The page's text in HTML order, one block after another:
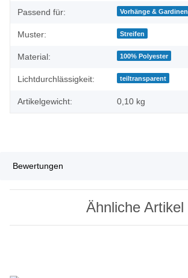
Passend für: Vorhänge & Gardinen
Muster: Streifen
Material: 100% Polyester
Lichtdurchlässigkeit: teiltransparent
Artikelgewicht: 0,10 kg
Bewertungen
Ähnliche Artikel